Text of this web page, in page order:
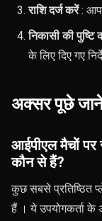
राशि दर्ज करें: आप
निकासी की पुष्टि
के लिए दिए गए
अक्सर पूछे जाने
आईपीएल मैचों पर
कौन से हैं?
कुछ सबसे प्रतिष्ठित
हैं । ये उपयोगकर्ता के